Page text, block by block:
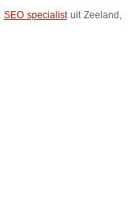
SEO specialistuit Zeeland,